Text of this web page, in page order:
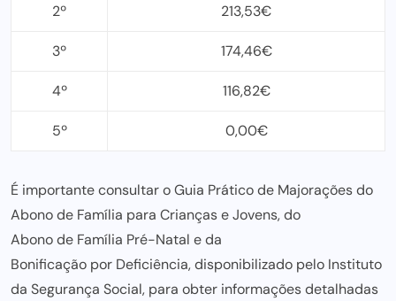
2º 213,53€
3º 174,46€
4º 116,82€
5º 0,00€
É importante consultar oGuia Prático de Majoraçõesdo
Abono de Família para Crianças e Jovens, do
Abono de Família Pré-Natal e da
Bonificação por Deficiência, disponibilizado pelo Instituto
da Segurança Social, para obter informações detalhadas